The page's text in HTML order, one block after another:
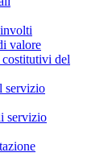
valore
del
servizio
servizio